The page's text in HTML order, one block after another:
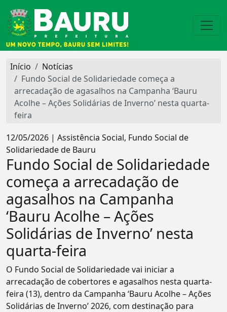
Início
Notícias
Fundo Social de Solidariedade começa a
arrecadação de agasalhos na Campanha ‘Bauru
Acolhe – Ações Solidárias de Inverno’ nesta quarta-
feira
12/05/2026 | Assistência Social, Fundo Social de
Solidariedade de Bauru
Fundo Social de Solidariedade
começa a arrecadação de
agasalhos na Campanha
‘Bauru Acolhe – Ações
Solidárias de Inverno’ nesta
quarta-feira
O Fundo Social de Solidariedade vai iniciar a
arrecadação de cobertores e agasalhos nesta quarta-
feira (13), dentro da Campanha ‘Bauru Acolhe – Ações
Solidárias de Inverno’ 2026, com destinação para